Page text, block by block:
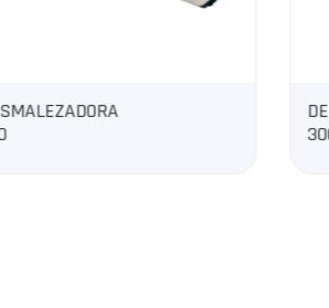
DESMALEZADORA
300